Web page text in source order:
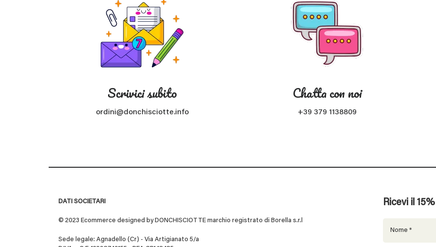
Scrivici subito
ordini@donchisciotte.info
Chatta con noi
+39 379 1138809
DATI SOCIETARI
© 2023 Ecommerce designed by DONCHISCIOTTE marchio registrato di Borella s.r.l
Sede legale: Agnadello (Cr) - Via Artigianato 5/a
Ricevi il